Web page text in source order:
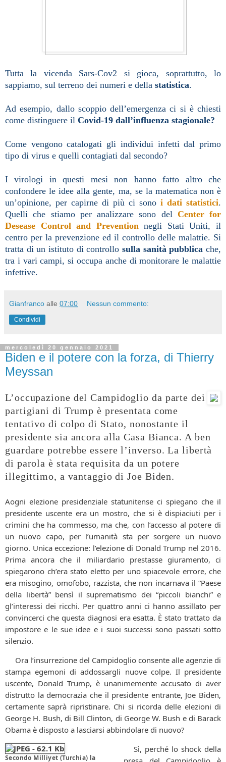
Tutta la vicenda Sars-Cov2 si gioca, soprattutto, lo
sappiamo, sul terreno dei numeri e della statistica.
Ad esempio, dallo scoppio dell’emergenza ci si è chiesti
come distinguere il Covid-19 dall’influenza stagionale?
Come vengono catalogati gli individui infetti dal primo
tipo di virus e quelli contagiati dal secondo?
I virologi in questi mesi non hanno fatto altro che
confondere le idee alla gente, ma, se la matematica non è
un’opinione, per capirne di più ci sono i dati statistici.
Quelli che stiamo per analizzare sono del Center for
Desease Control and Preventionnegli Stati Uniti, il
centro per la prevenzione ed il controllo delle malattie. Si
tratta di un istituto di controllo sulla sanità pubblica che,
tra i vari campi, si occupa anche di monitorare le malattie
infettive.
Gianfranco alle 07:00 Nessun commento:
Condividi
mercoledì 20 gennaio 2021
Biden e il potere con la forza, di Thierry
Meyssan
L’occupazione del Campidoglio da parte dei
partigiani di Trump è presentata come
tentativo di colpo di Stato, nonostante il
presidente sia ancora alla Casa Bianca. A ben
guardare potrebbe essere l’inverso. La libertà
di parola è stata requisita da un potere
illegittimo, a vantaggio di Joe Biden.
Aogni elezione presidenziale statunitense ci spiegano che il
presidente uscente era un mostro, che si è dispiaciuti per i
crimini che ha commesso, ma che, con l’accesso al potere di
un nuovo capo, per l’umanità sta per sorgere un nuovo
giorno. Unica eccezione: l’elezione di Donald Trump nel 2016.
Prima ancora che il miliardario prestasse giuramento, ci
spiegarono ch’era stato eletto per uno spiacevole errore, che
era misogino, omofobo, razzista, che non incarnava il “Paese
della libertà” bensì il suprematismo dei “piccoli bianchi” e
gl’interessi dei ricchi. Per quattro anni ci hanno assillato per
convincerci che questa diagnosi era esatta. È stato trattato da
impostore e le sue idee e i suoi successi sono passati sotto
silenzio.
Ora l’insurrezione del Campidoglio consente alle agenzie di
stampa egemoni di addossargli nuove colpe. Il presidente
uscente, Donald Trump, è unanimemente accusato di aver
distrutto la democrazia che il presidente entrante, Joe Biden,
certamente saprà ripristinare. Chi si ricorda delle elezioni di
George H. Bush, di Bill Clinton, di George W. Bush e di Barack
Obama è disposto a lasciarsi abbindolare di nuovo?
Secondo Milliyet (Turchia) la
Sì, perché lo shock della